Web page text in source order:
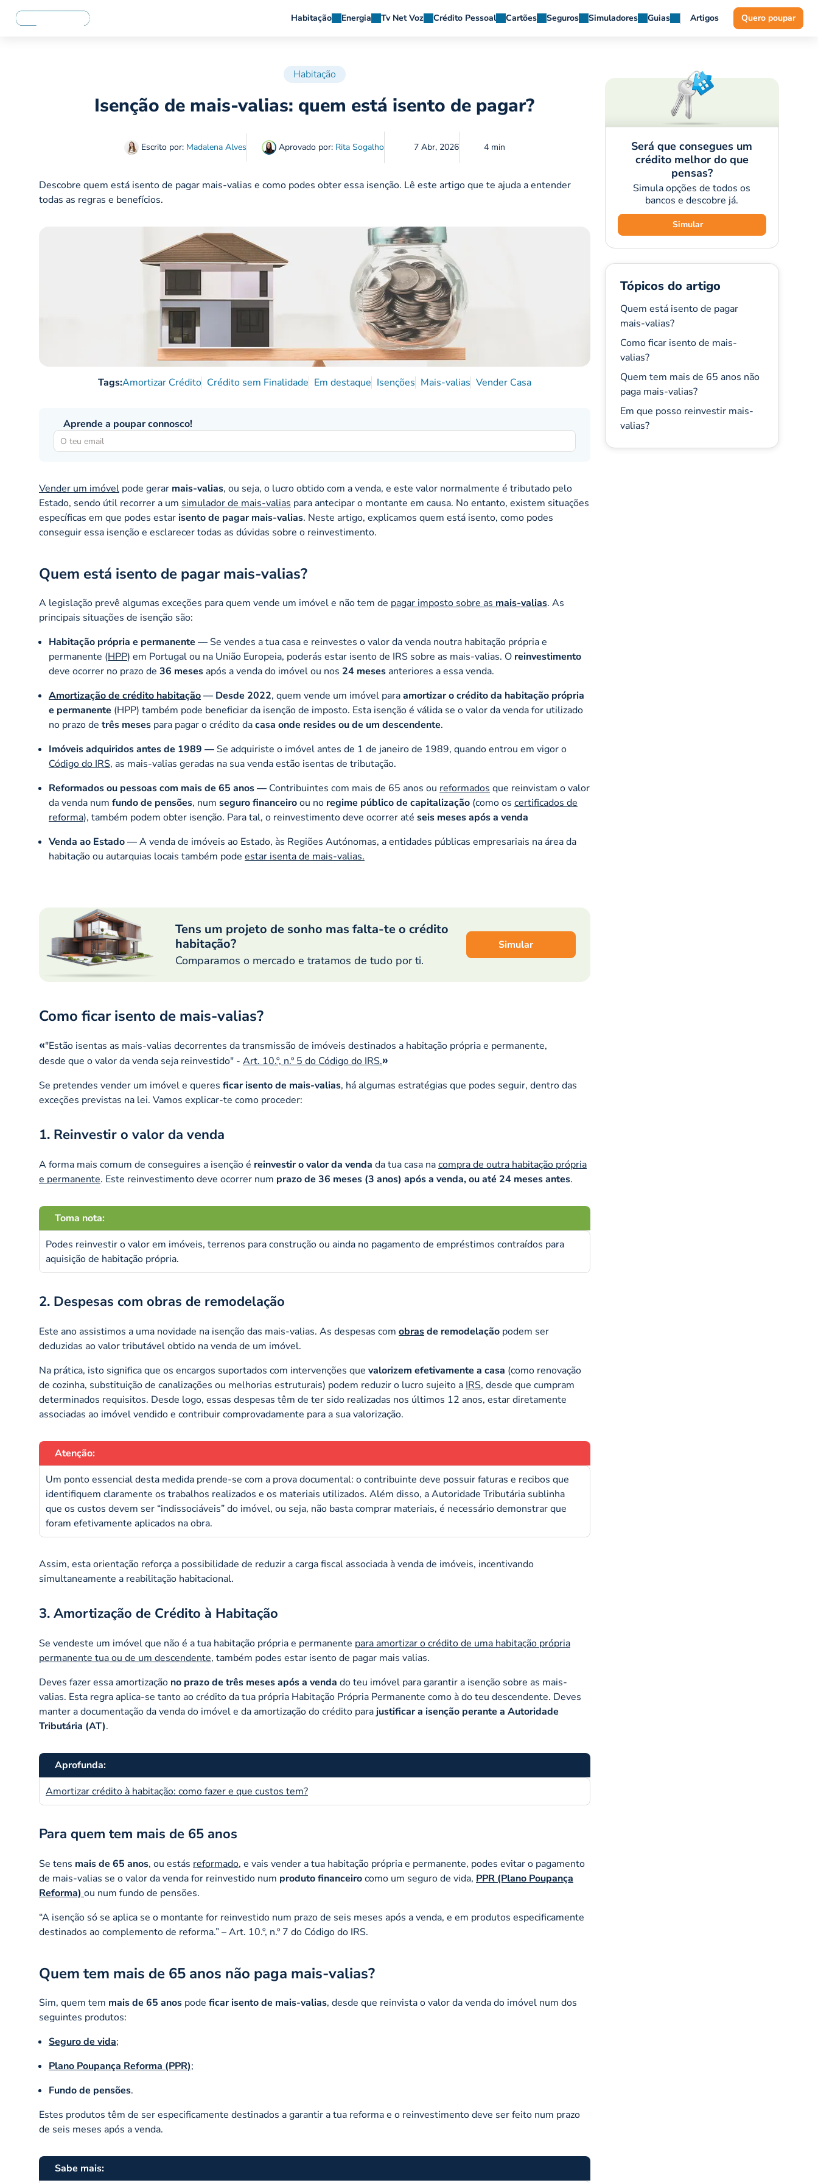
Habitação Energia Tv Net Voz Crédito Pessoal Cartões Seguros Simuladores Guias Artigos Quero poupar
Habitação
Isenção de mais-valias: quem está isento de pagar?
Escrito por: Madalena Alves Aprovado por: Rita Sogalho 7 Abr, 2026 4 min
Descobre quem está isento de pagar mais-valias e como podes obter essa isenção. Lê este artigo que te ajuda a entender
todas as regras e benefícios.
Tags:Amortizar Crédito Crédito sem Finalidade Em destaque Isenções Mais-valias Vender Casa
Aprende a poupar connosco!
Vender um imóvel pode gerar mais-valias, ou seja, o lucro obtido com a venda, e este valor normalmente é tributado pelo
Estado, sendo útil recorrer a um simulador de mais-valias para antecipar o montante em causa. No entanto, existem situações
específicas em que podes estar isento de pagar mais-valias. Neste artigo, explicamos quem está isento, como podes
conseguir essa isenção e esclarecer todas as dúvidas sobre o reinvestimento.
Quem está isento de pagar mais-valias?
A legislação prevê algumas exceções para quem vende um imóvel e não tem de pagar imposto sobre as mais-valias. As
principais situações de isenção são:
Habitação própria e permanente — Se vendes a tua casa e reinvestes o valor da venda noutra habitação própria e
permanente (HPP) em Portugal ou na União Europeia, poderás estar isento de IRS sobre as mais-valias. O reinvestimento
deve ocorrer no prazo de 36 meses após a venda do imóvel ou nos 24 meses anteriores a essa venda.
Amortização de crédito habitação— Desde 2022, quem vende um imóvel paraamortizar o crédito da habitação própria
e permanente (HPP) também pode beneficiar da isenção de imposto. Esta isenção é válida se o valor da venda for utilizado
no prazo de três meses para pagar o crédito dacasa onde resides ou de um descendente​.
Imóveis adquiridos antes de 1989 — Se adquiriste o imóvel antes de 1 de janeiro de 1989, quando entrou em vigor o
Código do IRS, as mais-valias geradas na sua venda estão isentas de tributação​.
Reformados ou pessoas com mais de 65 anos — Contribuintes com mais de 65 anos ou reformados que reinvistam o valor
da venda num fundo de pensões, num seguro financeiroou no regime público de capitalização (como os certificados de
reforma), também podem obter isenção. Para tal, o reinvestimento deve ocorrer até seis meses após a venda
Venda ao Estado —A venda de imóveis ao Estado, às Regiões Autónomas, a entidades públicas empresariais na área da
habitação ou autarquias locais também pode estar isenta de mais-valias.
Tens um projeto de sonho mas falta-te o crédito
habitação?
Comparamos o mercado e tratamos de tudo por ti.
Simular
Como ficar isento de mais-valias?
"Estão isentas as mais-valias decorrentes da transmissão de imóveis destinados a habitação própria e permanente,
desde que o valor da venda seja reinvestido" - Art. 10.º, n.º 5 do Código do IRS.
Se pretendes vender um imóvel e queres ficar isento de mais-valias, há algumas estratégias que podes seguir, dentro das
exceções previstas na lei. Vamos explicar-te como proceder:
1. Reinvestir o valor da venda
A forma mais comum de conseguires a isenção é reinvestir o valor da venda da tua casa nacompra de outra habitação própria
e permanente. Este reinvestimento deve ocorrer num prazo de 36 meses (3 anos) após a venda, ou até 24 meses antes.
Toma nota:
Podes reinvestir o valor em imóveis, terrenos para construção ou ainda no pagamento de empréstimos contraídos para
aquisição de habitação própria.
2. Despesas com obras de remodelação
Este ano assistimos a uma novidade na isenção das mais-valias. As despesas com obrasde remodelação podem ser
deduzidas ao valor tributável obtido na venda de um imóvel.
Na prática, isto significa que os encargos suportados com intervenções que valorizem efetivamente a casa (como renovação
de cozinha, substituição de canalizações ou melhorias estruturais) podem reduzir o lucro sujeito a IRS, desde que cumpram
determinados requisitos. Desde logo, essas despesas têm de ter sido realizadas nos últimos 12 anos, estar diretamente
associadas ao imóvel vendido e contribuir comprovadamente para a sua valorização.
Atenção:
Um ponto essencial desta medida prende-se com a prova documental: o contribuinte deve possuir faturas e recibos que
identifiquem claramente os trabalhos realizados e os materiais utilizados. Além disso, a Autoridade Tributária sublinha
que os custos devem ser “indissociáveis” do imóvel, ou seja, não basta comprar materiais, é necessário demonstrar que
foram efetivamente aplicados na obra.
Assim, esta orientação reforça a possibilidade de reduzir a carga fiscal associada à venda de imóveis, incentivando
simultaneamente a reabilitação habitacional.
3. Amortização de Crédito à Habitação
Se vendeste um imóvel que não é a tua habitação própria e permanente para amortizar o crédito de uma habitação própria
permanente tua ou de um descendente, também podes estar isento de pagar mais valias.
Deves fazer essa amortização no prazo de três mesesapós a venda do teu imóvel para garantir a isenção sobre as mais-
valias. Esta regra aplica-se tanto ao crédito da tua própria Habitação Própria Permanente como à do teu descendente. Deves
manter a documentação da venda do imóvel e da amortização do crédito para justificar a isenção perante a Autoridade
Tributária (AT).
Aprofunda:
Amortizar crédito à habitação: como fazer e que custos tem?
Para quem tem mais de 65 anos
Se tens mais de 65 anos, ou estás reformado, e vais vender a tua habitação própria e permanente, podes evitar o pagamento
de mais-valias se o valor da venda for reinvestido num produto financeirocomo um seguro de vida, PPR (Plano Poupança
Reforma) ou num fundo de pensões.
“A isenção só se aplica se o montante for reinvestido num prazo de seis meses após a venda, e em produtos especificamente
destinados ao complemento de reforma.”– Art. 10.º, n.º 7 do Código do IRS.
Quem tem mais de 65 anos não paga mais-valias?
Sim, quem tem mais de 65 anos pode ficar isento de mais-valias, desde que reinvista o valor da venda do imóvel num dos
seguintes produtos:
Seguro de vida;
Plano Poupança Reforma (PPR);
Fundo de pensões.
Estes produtos têm de ser especificamente destinados a garantir a tua reforma e o reinvestimento deve ser feito num prazo
de seis meses após a venda.
Sabe mais:
Será que consegues um
crédito melhor do que
pensas?
Simula opções de todos os
bancos e descobre já.
Simular
Tópicos do artigo
Quem está isento de pagar
mais-valias?
Como ficar isento de mais-
valias?
Quem tem mais de 65 anos não
paga mais-valias?
Em que posso reinvestir mais-
valias?